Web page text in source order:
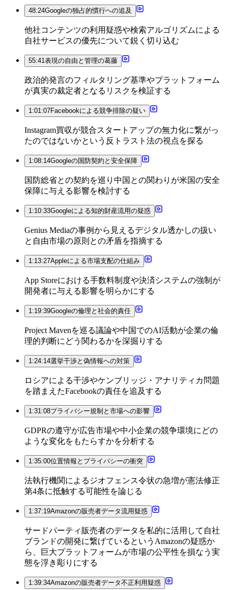
48:24Googleの独占的慣行への追及
他社コンテンツの利用疑惑や検索アルゴリズムによる
自社サービスの優先について鋭く切り込む
55:41表現の自由と管理の葛藤
政治的発言のフィルタリング基準やプラットフォーム
が真実の裁定者となるリスクを検証する
1:01:07Facebookによる競争排除の疑い
Instagram買収が競合スタートアップの無力化に繋がっ
たのではないかという反トラスト法の視点を探る
1:08:14Googleの国防契約と安全保障
国防総省との契約を巡り中国との関わりが米国の安全
保障に与える影響を検討する
1:10:33Googleによる知的財産流用の疑惑
Genius Mediaの事例から見えるデジタル透かしの扱い
と自由市場の原則との矛盾を指摘する
1:13:27Appleによる市場支配の仕組み
App Storeにおける手数料制度や決済システムの強制が
開発者に与える影響を明らかにする
1:19:39Googleの倫理と社会的責任
Project Mavenを巡る議論や中国でのAI活動が企業の倫
理的判断にどう関わるかを深掘りする
1:24:14選挙干渉と偽情報への対策
ロシアによる干渉やケンブリッジ・アナリティカ問題
を踏まえたFacebookの責任を追及する
1:31:08プライバシー規制と市場への影響
GDPRの遵守が広告市場や中小企業の競争環境にどの
ような変化をもたらすかを分析する
1:35:00位置情報とプライバシーの衝突
法執行機関によるジオフェンス令状の急増が憲法修正
第4条に抵触する可能性を論じる
1:37:19Amazonの販売者データ流用疑惑
サードパーティ販売者のデータを私的に活用して自社
ブランドの開発に繋げているというAmazonの疑惑か
ら、巨大プラットフォームが市場の公平性を損なう実
態を浮き彫りにする
1:39:34Amazonの販売者データ不正利用疑惑